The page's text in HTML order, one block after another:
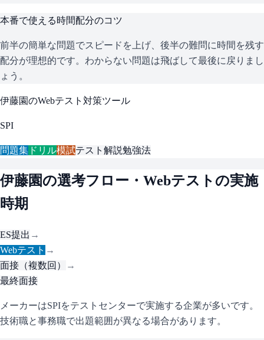
本番で使える時間配分のコツ
前半の簡単な問題でスピードを上げ、後半の難問に時間を残す
配分が理想的です。わからない問題は飛ばして最後に戻りまし
ょう。
伊藤園のWebテスト対策ツール
SPI
問題集 ドリル模試テスト解説勉強法
伊藤園の選考フロー・Webテストの実施
時期
ES提出 →
Webテスト →
面接（複数回）
→
最終面接
メーカーはSPIをテストセンターで実施する企業が多いです。
技術職と事務職で出題範囲が異なる場合があります。